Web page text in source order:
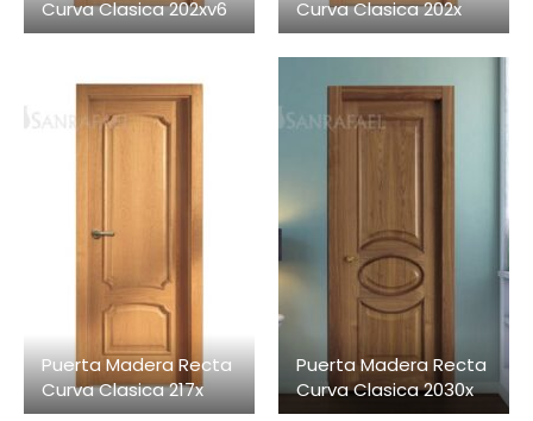
Curva Clasica 202xv6
Curva Clasica 202x
Puerta Madera Recta
Curva Clasica 217x
Puerta Madera Recta
Curva Clasica 2030x